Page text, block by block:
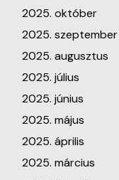
2025. október
2025. szeptember
2025. augusztus
2025. július
2025. június
2025. május
2025. április
2025. március